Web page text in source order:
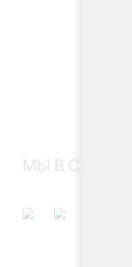
МЫ В